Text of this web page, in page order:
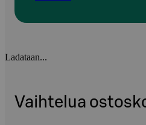
Ladataan...
Vaihtelua